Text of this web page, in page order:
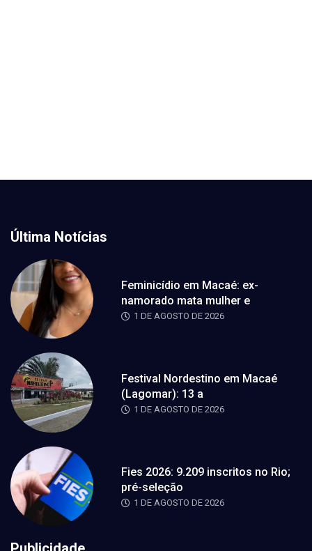
Última Notícias
Feminicídio em Macaé: ex-
namorado mata mulher e
1 DE AGOSTO DE 2026
Festival Nordestino em Macaé
(Lagomar): 13 a
1 DE AGOSTO DE 2026
Fies 2026: 9.209 inscritos no Rio;
pré-seleção
1 DE AGOSTO DE 2026